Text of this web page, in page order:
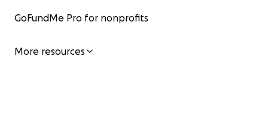
GoFundMe Pro for nonprofits
More resources